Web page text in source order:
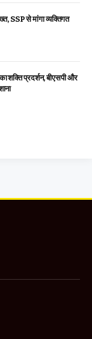
SSP से मांगा व्यक्तिगत
शक्ति प्रदर्शन, बीएसपी और